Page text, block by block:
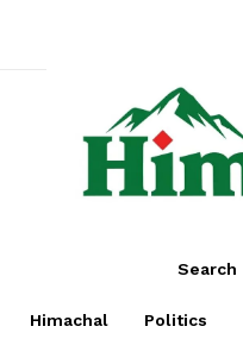
Search
Himachal Politics